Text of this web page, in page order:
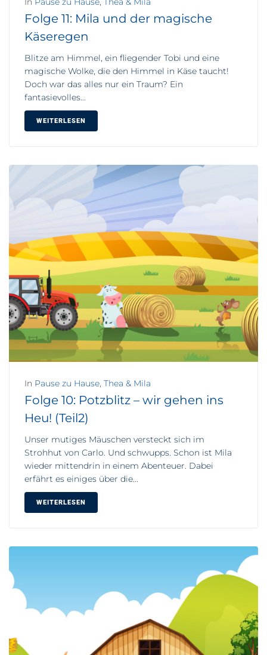
Folge 11: Mila und der magische
Käseregen
Blitze am Himmel, ein fliegender Tobi und eine
magische Wolke, die den Himmel in Käse taucht!
Doch war das alles nur ein Traum? Ein
fantasievolles...
WEITERLESEN
In Pause zu Hause, Thea & Mila
Folge 10: Potzblitz – wir gehen ins
Heu! (Teil2)
Unser mutiges Mäuschen versteckt sich im
Strohhut von Carlo. Und schwupps. Schon ist Mila
wieder mittendrin in einem Abenteuer. Dabei
erfährt es einiges über die...
WEITERLESEN